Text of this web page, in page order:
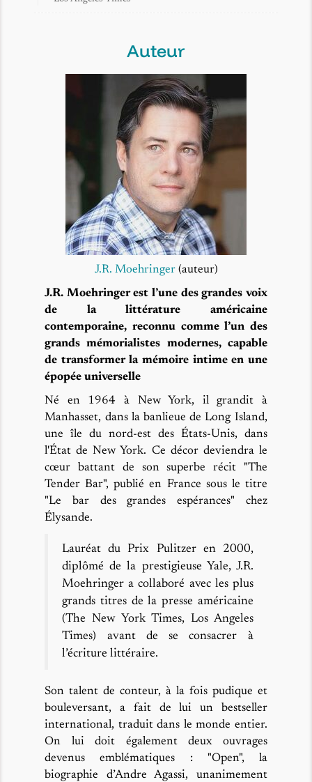
Auteur
J.R. Moehringer(auteur)
J.R. Moehringer est l’une des grandes voix
de la littérature américaine
contemporaine, reconnu comme l’un des
grands mémorialistes modernes, capable
de transformer la mémoire intime en une
épopée universelle
Né en 1964 à New York, il grandit à
Manhasset, dans la banlieue de Long Island,
une île du nord-est des États-Unis, dans
l'État de New York. Ce décor deviendra le
cœur battant de son superbe récit "The
Tender Bar", publié en France sous le titre
"Le bar des grandes espérances" chez
Élysande.
Lauréat du Prix Pulitzer en 2000,
diplômé de la prestigieuse Yale, J.R.
Moehringer a collaboré avec les plus
grands titres de la presse américaine
(The New York Times, Los Angeles
Times) avant de se consacrer à
l’écriture littéraire.
Son talent de conteur, à la fois pudique et
bouleversant, a fait de lui un bestseller
international, traduit dans le monde entier.
On lui doit également deux ouvrages
devenus emblématiques : "Open", la
biographie d’Andre Agassi, unanimement